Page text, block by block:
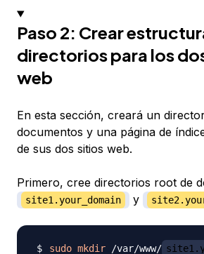
Paso 2: Crear
directorios para los
web
En esta sección, creará un
documentos y una página de
de sus dos sitios web.
Primero, cree directorios root de
site1.your_domain y
sudo mkdir /var/www/